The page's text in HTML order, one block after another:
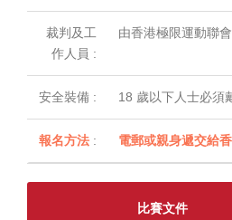
裁判及工
作人員 :
由香港極限運動聯會
安全裝備 : 18 歲以下人士必須
報名方法 : 電郵或親身遞交給
比賽文件